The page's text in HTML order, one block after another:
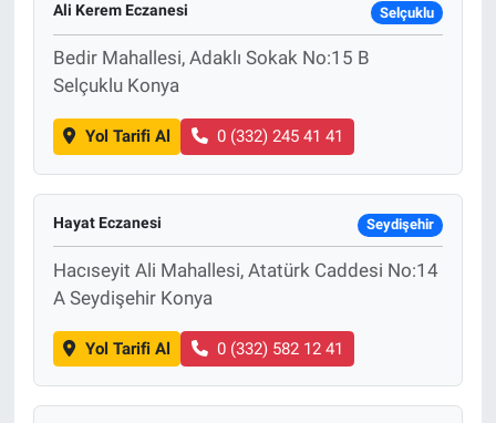
Ali Kerem Eczanesi Selçuklu
Bedir Mahallesi, Adaklı Sokak No:15 B
Selçuklu Konya
Yol Tarifi Al 0 (332) 245 41 41
Hayat Eczanesi Seydişehir
Hacıseyit Ali Mahallesi, Atatürk Caddesi No:14
A Seydişehir Konya
Yol Tarifi Al 0 (332) 582 12 41